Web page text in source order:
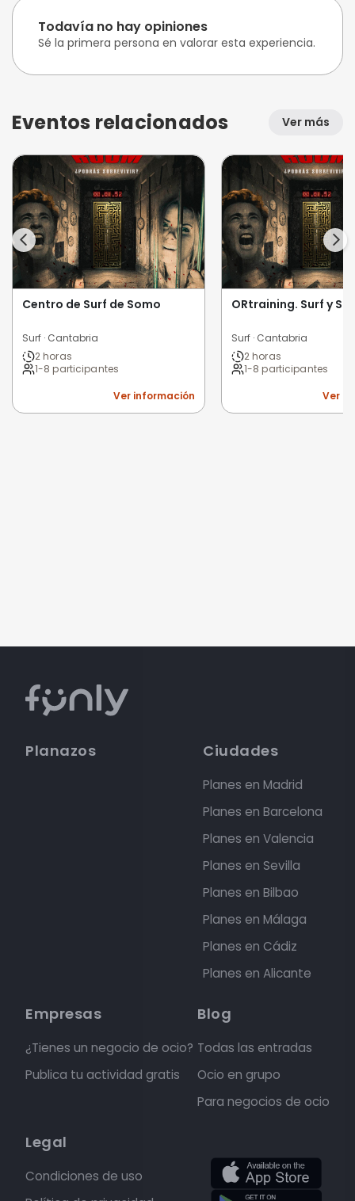
Todavía no hay opiniones
Sé la primera persona en valorar esta experiencia.
Eventos relacionados Ver más
Centro de Surf de Somo
Surf · Cantabria
2 horas
1-8 participantes
Ver información
ORtraining. Surf y
Surf · Cantabria
2 horas
1-8 participantes
Ver
Planazos Ciudades
Planes en Madrid
Planes en Barcelona
Planes en Valencia
Planes en Sevilla
Planes en Bilbao
Planes en Málaga
Planes en Cádiz
Planes en Alicante
Empresas
¿Tienes un negocio de ocio?
Publica tu actividad gratis
Blog
Todas las entradas
Ocio en grupo
Para negocios de ocio
Legal
Condiciones de uso